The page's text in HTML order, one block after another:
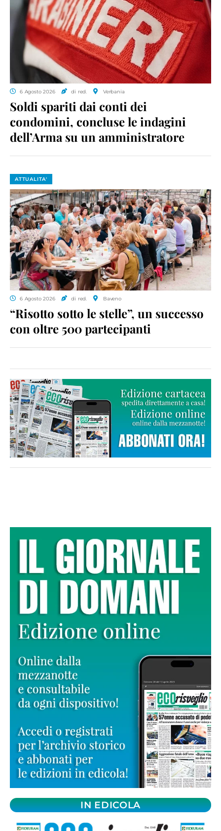
6 Agosto 2026 di red. Verbania
Soldi spariti dai conti dei
condomini, concluse le indagini
dell’Arma su un amministratore
ATTUALITA'
6 Agosto 2026 di red. Baveno
“Risotto sotto le stelle”, un successo
con oltre 500 partecipanti
IN EDICOLA